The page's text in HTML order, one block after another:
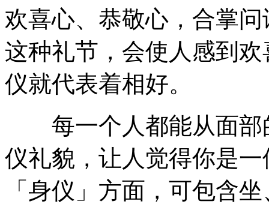
欢喜心、恭敬心，合掌
这种礼节，会使人感到
仪就代表着相好。
每一个人都能从面部
仪礼貌，让人觉得你是
「身仪」方面，可包含